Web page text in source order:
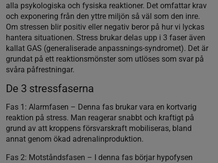
alla psykologiska och fysiska reaktioner. Det omfattar krav
och exponering från den yttre miljön så väl som den inre.
Om stressen blir positiv eller negativ beror på hur vi lyckas
hantera situationen. Stress brukar delas upp i 3 faser även
kallat GAS (generaliserade anpassnings-syndromet). Det är
grundat på ett reaktionsmönster som utlöses som svar på
svåra påfrestningar.
De 3 stressfaserna
Fas 1: Alarmfasen – Denna fas brukar vara en kortvarig
reaktion på stress. Man reagerar snabbt och kraftigt på
grund av att kroppens försvarskraft mobiliseras, bland
annat genom ökad adrenalinproduktion.
Fas 2: Motståndsfasen – I denna fas börjar hypofysen